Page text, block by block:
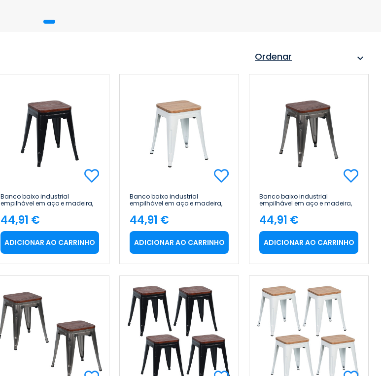
1
Ordenar expand_more
Banco baixo industrial
empilhável em aço e madeira,
Preço
44,91 €
ADICIONAR AO CARRINHO
Banco baixo industrial
empilhável em aço e madeira,
Preço
44,91 €
ADICIONAR AO CARRINHO
Banco baixo industrial
empilhável em aço e madeira,
Preço
44,91 €
ADICIONAR AO CARRINHO